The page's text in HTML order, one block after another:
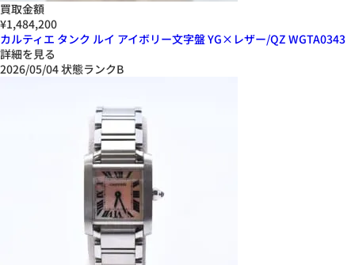
買取金額
¥1,484,200
カルティエ タンク ルイ アイボリー文字盤 YG×レザー/QZ WGTA0343
詳細を見る
2026/05/04状態ランクB